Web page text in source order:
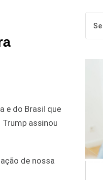
e do Brasil que
assinou
de nossa